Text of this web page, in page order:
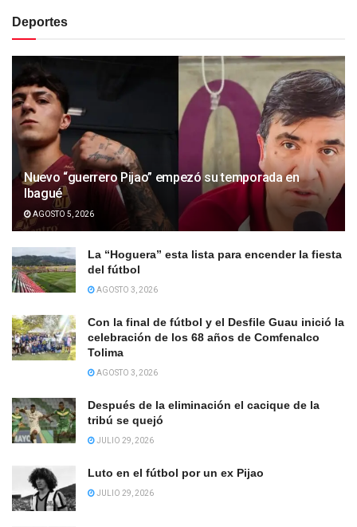
Deportes
Nuevo “guerrero Pijao” empezó su temporada en
Ibagué
AGOSTO 5, 2026
La “Hoguera” esta lista para encender la fiesta
del fútbol
AGOSTO 3, 2026
Con la final de fútbol y el Desfile Guau inició la
celebración de los 68 años de Comfenalco
Tolima
AGOSTO 3, 2026
Después de la eliminación el cacique de la
tribú se quejó
JULIO 29, 2026
Luto en el fútbol por un ex Pijao
JULIO 29, 2026